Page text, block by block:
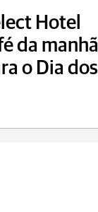
Hotel
da manhã
o Dia dos